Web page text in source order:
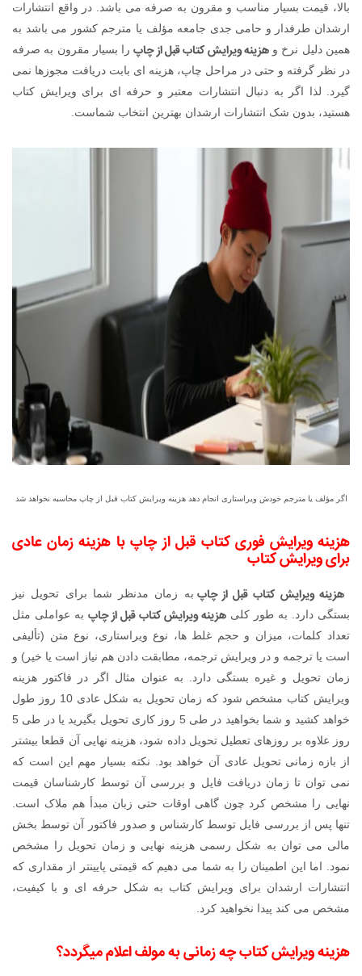
بالا، قیمت بسیار مناسب و مقرون به صرفه می باشد. در واقع انتشارات
ارشدان طرفدار و حامی جدی جامعه مؤلف یا مترجم کشور می باشد به
همین دلیل نرخ وهزینه ویرایش کتاب قبل از چاپرا بسیار مقرون به صرفه
در نظر گرفته و حتی در مراحل چاپ، هزینه ای بابت دریافت مجوزها نمی
گیرد. لذا اگر به دنبال انتشارات معتبر و حرفه ای برای ویرایش کتاب
هستید، بدون شک انتشارات ارشدان بهترین انتخاب شماست.
اگر مؤلف یا مترجم خودش ویراستاری انجام دهد هزینه ویرایش کتاب قبل از چاپ محاسبه نخواهد شد
هزینه ویرایش فوری کتاب قبل از چاپ با هزینه زمان عادی
برای ویرایش کتاب
هزینه ویرایش کتاب قبل از چاپ به زمان مدنظر شما برای تحویل نیز
بستگی دارد. به طور کلی هزینه ویرایش کتاب قبل از چاپ به عواملی مثل
تعداد کلمات، میزان و حجم غلط ها، نوع ویراستاری، نوع متن (تألیفی
است یا ترجمه و در ویرایش ترجمه، مطابقت دادن هم نیاز است یا خیر) و
زمان تحویل و غیره بستگی دارد. به عنوان مثال اگر در فاکتور هزینه
ویرایش کتاب مشخص شود که زمان تحویل به شکل عادی 10 روز طول
خواهد کشید و شما بخواهید در طی 5 روز کاری تحویل بگیرید یا در طی 5
روز علاوه بر روزهای تعطیل تحویل داده شود، هزینه نهایی آن قطعا بیشتر
از بازه زمانی تحویل عادی آن خواهد بود. نکته بسیار مهم این است که
نمی توان تا زمان دریافت فایل و بررسی آن توسط کارشناسان قیمت
نهایی را مشخص کرد چون گاهی اوقات حتی زبان مبدأ هم ملاک است.
تنها پس از بررسی فایل توسط کارشناس و صدور فاکتور آن توسط بخش
مالی می توان به شکل رسمی هزینه نهایی و زمان تحویل را مشخص
نمود. اما این اطمینان را به شما می دهیم که قیمتی پایینتر از مقداری که
انتشارات ارشدان برای ویرایش کتاب به شکل حرفه ای و با کیفیت،
مشخص می کند پیدا نخواهید کرد.
هزینه ویرایش کتاب چه زمانی به مولف اعلام میگردد؟